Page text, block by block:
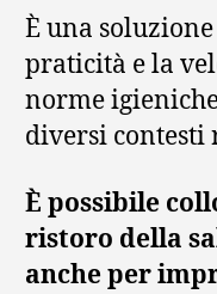
È una
praticità e la
norme
diversi contesti
È possibile
ristoro della
anche per